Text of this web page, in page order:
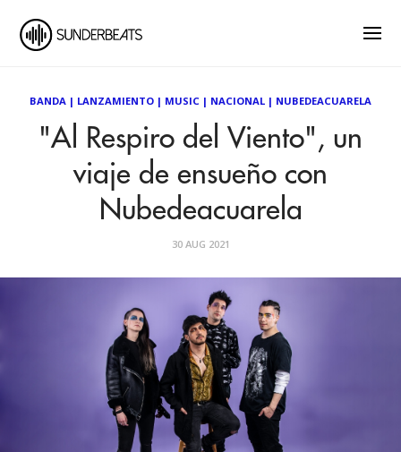
BANDA | LANZAMIENTO | MUSIC | NACIONAL | NUBEDEACUARELA
"Al Respiro del Viento", un
viaje de ensueño con
Nubedeacuarela
30 AUG 2021